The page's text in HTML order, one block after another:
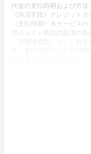
代金の支払時期および方法
《決済手段》クレジットカ
《支払時期》本サービス
ロジェクト商品の提供の条